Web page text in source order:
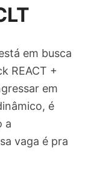
em busca
REACT +
em
é
a
vaga é pra